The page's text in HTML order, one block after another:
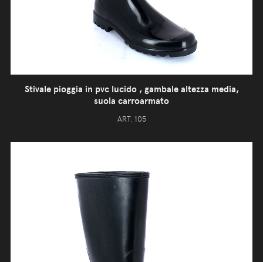
Stivale pioggia in pvc lucido , gambale altezza media,
suola carroarmato
ART. 105